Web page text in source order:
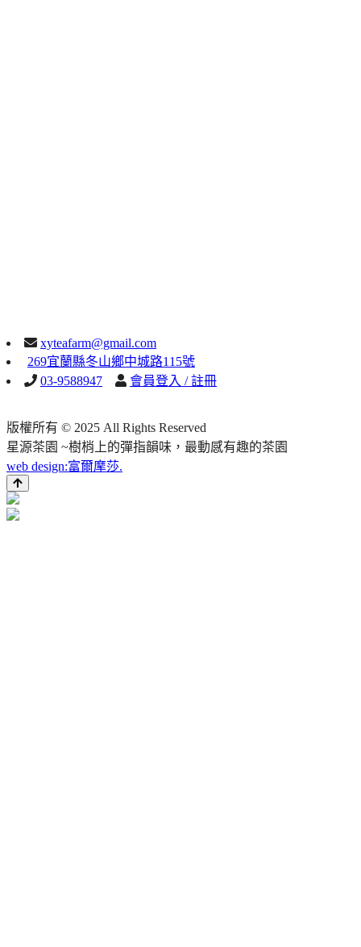
xyteafarm@gmail.com
269宜蘭縣冬山鄉中城路115號
03-9588947
會員登入 / 註冊
版權所有 © 2025 All Rights Reserved
星源茶園 ~樹梢上的彈指韻味，最動感有趣的茶園
web design:富爾摩莎.